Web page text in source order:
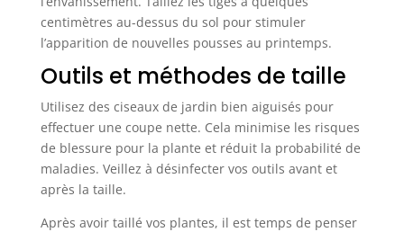
centimètres au-dessus du sol pour stimuler
l’apparition de nouvelles pousses au printemps.
Outils et méthodes de taille
Utilisez des ciseaux de jardin bien aiguisés pour
effectuer une coupe nette. Cela minimise les risques
de blessure pour la plante et réduit la probabilité de
maladies. Veillez à désinfecter vos outils avant et
après la taille.
Après avoir taillé vos plantes, il est temps de penser